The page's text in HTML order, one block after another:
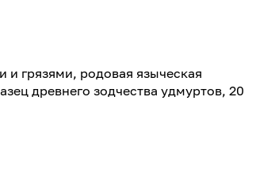
грязями, родовая языческая
древнего зодчества удмуртов, 20